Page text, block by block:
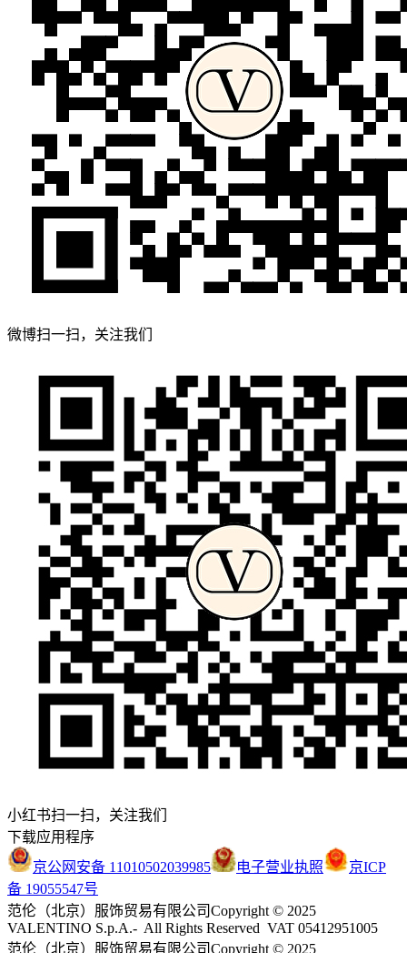
微博扫一扫，关注我们
小红书扫一扫，关注我们
下载应用程序
京公网安备 11010502039985
电子营业执照
京ICP
备 19055547号
范伦（北京）服饰贸易有限公司Copyright © 2025
VALENTINO S.p.A.- All Rights Reserved VAT 05412951005
范伦（北京）服饰贸易有限公司Copyright © 2025